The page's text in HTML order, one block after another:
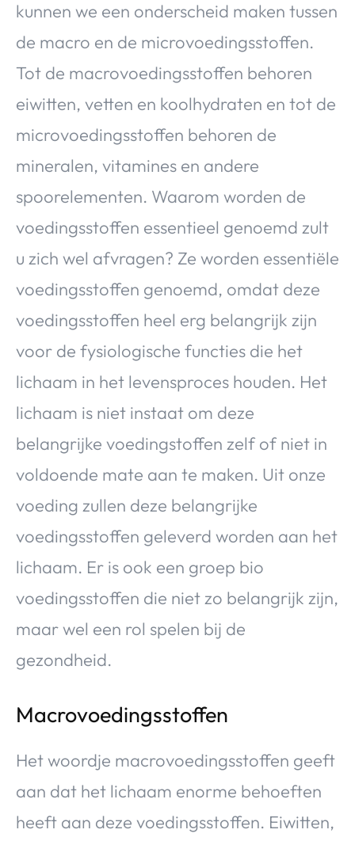
kunnen we een onderscheid maken tussen
de macro en de microvoedingsstoffen.
Tot de macrovoedingsstoffen behoren
eiwitten, vetten en koolhydraten en tot de
microvoedingsstoffen behoren de
mineralen, vitamines en andere
spoorelementen. Waarom worden de
voedingsstoffen essentieel genoemd zult
u zich wel afvragen? Ze worden essentiële
voedingsstoffen genoemd, omdat deze
voedingsstoffen heel erg belangrijk zijn
voor de fysiologische functies die het
lichaam in het levensproces houden. Het
lichaam is niet instaat om deze
belangrijke voedingstoffen zelf of niet in
voldoende mate aan te maken. Uit onze
voeding zullen deze belangrijke
voedingsstoffen geleverd worden aan het
lichaam. Er is ook een groep bio
voedingsstoffen die niet zo belangrijk zijn,
maar wel een rol spelen bij de
gezondheid.
Macrovoedingsstoffen
Het woordje macrovoedingsstoffen geeft
aan dat het lichaam enorme behoeften
heeft aan deze voedingsstoffen. Eiwitten,